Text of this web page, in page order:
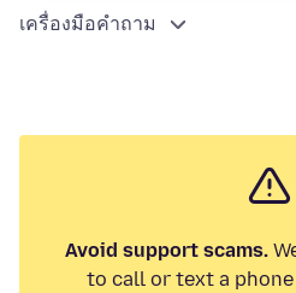
เครื่องมือคำถาม
Avoid support scams.
to call or text a